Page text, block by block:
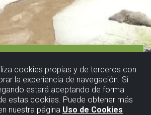
cookies propias y de terceros con
la experiencia de navegación. Si
estará aceptando de forma
estas cookies. Puede obtener más
nuestra página Uso de Cookies